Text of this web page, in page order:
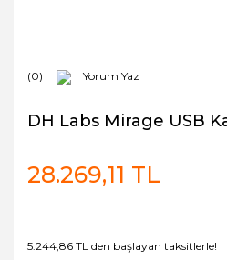
(0) Yorum Yaz
DH Labs Mirage USB
28.269,11 TL
5.244,86 TL den başlayan taksitlerle!